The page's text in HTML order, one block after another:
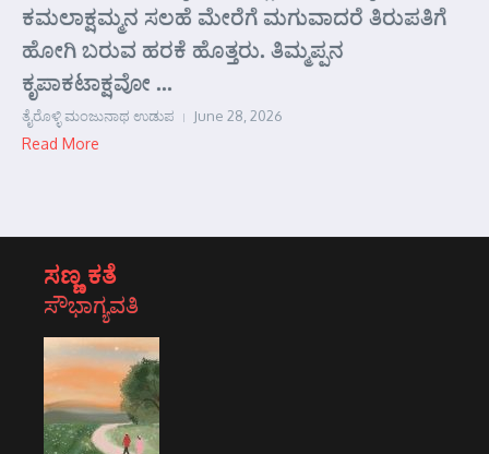
ಕಮಲಾಕ್ಷಮ್ಮನ ಸಲಹೆ ಮೇರೆಗೆ ಮಗುವಾದರೆ ತಿರುಪತಿಗೆ
ಹೋಗಿ ಬರುವ ಹರಕೆ ಹೊತ್ತರು. ತಿಮ್ಮಪ್ಪನ
ಕೃಪಾಕಟಾಕ್ಷವೋ ...
ತೈರೊಳ್ಳಿ ಮಂಜುನಾಥ ಉಡುಪ June 28, 2026
Read More
ಸಣ್ಣ ಕತೆ
ಸೌಭಾಗ್ಯವತಿ